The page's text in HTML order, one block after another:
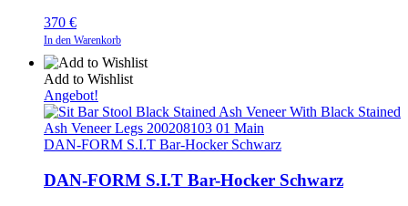
370 €
In den Warenkorb
Add to Wishlist
Angebot!
DAN-FORM S.I.T Bar-Hocker Schwarz
DAN-FORM S.I.T Bar-Hocker Schwarz